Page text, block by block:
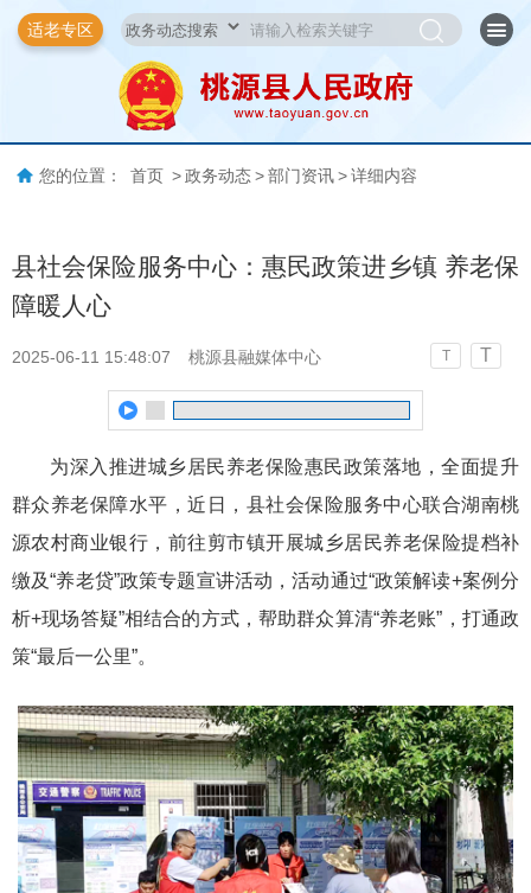
适老专区
您的位置： 首页 > 政务动态 > 部门资讯 > 详细内容
县社会保险服务中心：惠民政策进乡镇 养老保
障暖人心
2025-06-11 15:48:07 桃源县融媒体中心 T T
为深入推进城乡居民养老保险惠民政策落地，全面提升
群众养老保障水平，近日，县社会保险服务中心联合湖南桃
源农村商业银行，前往剪市镇开展城乡居民养老保险提档补
缴及“养老贷”政策专题宣讲活动，活动通过“政策解读+案例分
析+现场答疑”相结合的方式，帮助群众算清“养老账”，打通政
策“最后一公里”。